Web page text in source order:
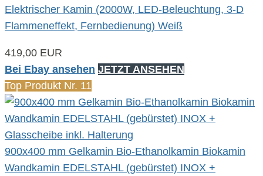
Elektrischer Kamin (2000W, LED-Beleuchtung, 3-D
Flammeneffekt, Fernbedienung) Weiß
419,00 EUR
Bei Ebay ansehen JETZT ANSEHEN
Top Produkt Nr. 11
900x400 mm Gelkamin Bio-Ethanolkamin Biokamin
Wandkamin EDELSTAHL (gebürstet) INOX +